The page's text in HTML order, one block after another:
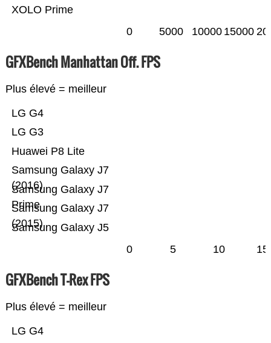
XOLO Prime
0 5000 10000 15000
GFXBench Manhattan Off. FPS
Plus élevé = meilleur
Samsung Galaxy J5
Samsung Galaxy J7
(2015)
Samsung Galaxy J7
Prime
Samsung Galaxy J7
(2016)
Huawei P8 Lite
LG G3
LG G4
0 5 10 15
GFXBench T-Rex FPS
Plus élevé = meilleur
LG G4